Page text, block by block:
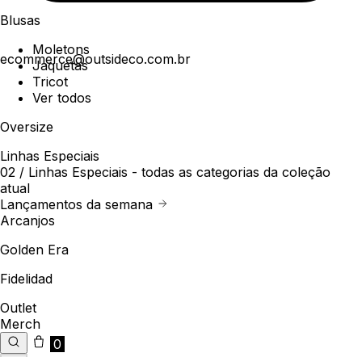
ecommerce@outsideco.com.br
Blusas
Moletons
Jaquetas
Tricot
Ver todos
Oversize
Linhas Especiais
02 / Linhas Especiais - todas as categorias da coleção
atual
Lançamentos da semana
Arcanjos
Golden Era
Fidelidad
Outlet
Merch
0